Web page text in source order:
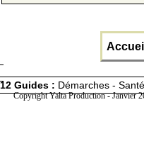
Accueil
12 Guides : Démarches -
Copyright Yalta Production - Janvier